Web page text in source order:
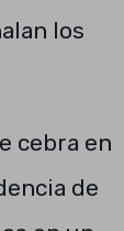
los
cebra en
de